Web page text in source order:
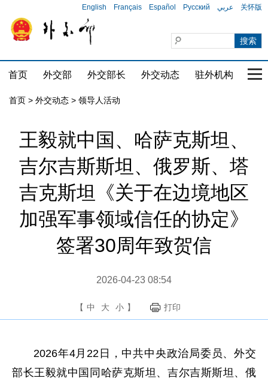
English Français Español Русский عربي 关怀版
首页 外交部 外交部长 外交动态 驻外机构 国
首页 > 外交动态 > 领导人活动
王毅就中国、哈萨克斯坦、
吉尔吉斯斯坦、俄罗斯、塔
吉克斯坦《关于在边境地区
加强军事领域信任的协定》
签署30周年致贺信
2026-04-23 08:54
【 中 大 小 】 打印
2026年4月22日，中共中央政治局委员、外交
部长王毅就中国同哈萨克斯坦、吉尔吉斯斯坦、俄